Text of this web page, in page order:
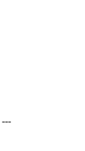
---